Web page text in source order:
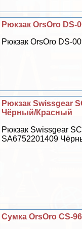
Рюкзак OrsOro DS-
Рюкзак OrsOro DS-
Рюкзак Swissgear
Чёрный/Красный
Рюкзак Swissgear
SA6752201409
Сумка OrsOro CS-